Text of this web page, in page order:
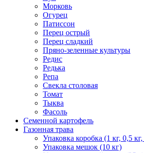
Морковь
Огурец
Патиссон
Перец острый
Перец сладкий
Пряно-зеленные культуры
Редис
Редька
Репа
Свекла столовая
Томат
Тыква
Фасоль
Семенной картофель
Газонная трава
Упаковка коробка (1 кг, 0,5
Упаковка мешок (10 кг)